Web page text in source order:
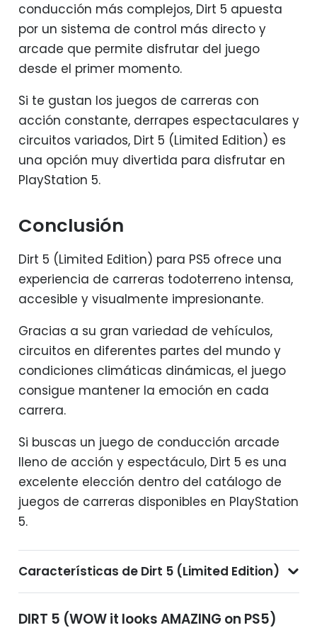
conducción más complejos, Dirt 5 apuesta
por un sistema de control más directo y
arcade que permite disfrutar del juego
desde el primer momento.
Si te gustan los juegos de carreras con
acción constante, derrapes espectaculares y
circuitos variados, Dirt 5 (Limited Edition) es
una opción muy divertida para disfrutar en
PlayStation 5.
Conclusión
Dirt 5 (Limited Edition) para PS5 ofrece una
experiencia de carreras todoterreno intensa,
accesible y visualmente impresionante.
Gracias a su gran variedad de vehículos,
circuitos en diferentes partes del mundo y
condiciones climáticas dinámicas, el juego
consigue mantener la emoción en cada
carrera.
Si buscas un juego de conducción arcade
lleno de acción y espectáculo, Dirt 5 es una
excelente elección dentro del catálogo de
juegos de carreras disponibles en PlayStation
5.
Características de Dirt 5 (Limited Edition)
DIRT 5 (WOW it looks AMAZING on PS5)